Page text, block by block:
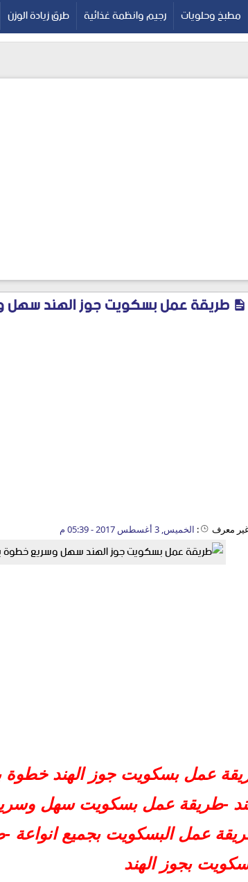
مطبخ وحلويات رجيم وانظمة غذائية طرق زيادة الوزن
طريقة عمل بسكويت جوز الهند سهل
معرف : الخميس, 3 أغسطس 2017 - 05:39 م
عمل بسكويت جوز الهند
-طريقة عمل بسكويت سهل
عمل البسكويت بجميع
بجوز الهند